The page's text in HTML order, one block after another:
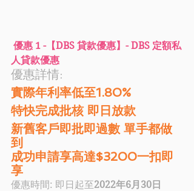
優惠 1 -【DBS 貸款優惠】- DBS 定額私
人貸款優惠
優惠詳情:
實際年利率低至1.80%
特快完成批核 即日放款
新舊客戶即批即過數 單手都做
到
成功申請享高達$3200一扣即
享
優惠時間: 即日起至2022年6月30日